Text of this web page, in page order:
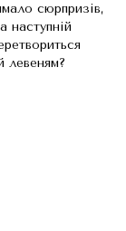
сюрпризів,